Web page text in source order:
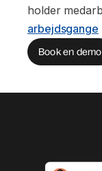
holder
arbejdsgange
Book en demo